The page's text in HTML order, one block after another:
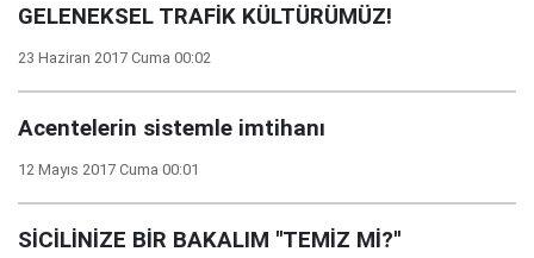
GELENEKSEL TRAFİK KÜLTÜRÜMÜZ!
23 Haziran 2017 Cuma 00:02
Acentelerin sistemle imtihanı
12 Mayıs 2017 Cuma 00:01
SİCİLİNİZE BİR BAKALIM ''TEMİZ Mİ?''